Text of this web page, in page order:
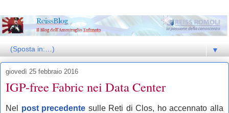
▼
giovedì 25 febbraio 2016
IGP-free Fabric nei Data Center
Nel post precedente sulle Reti di Clos, ho accennato alla